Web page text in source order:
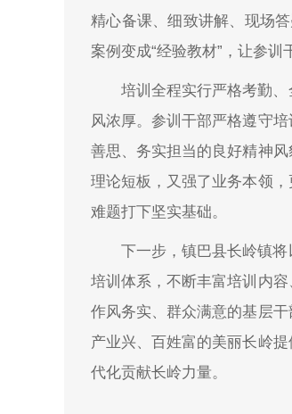
精心备课、细致讲解、现场
案例变成“经验教材”，让参训
培训全程实行严格考勤
风浓厚。参训干部严格遵守
善思、务实担当的良好精神
理论短板，又强了业务本领
难题打下坚实基础。
下一步，镇巴县长岭镇
培训体系，不断丰富培训内
作风务实、群众满意的基层
产业兴、百姓富的美丽长岭
代化贡献长岭力量。